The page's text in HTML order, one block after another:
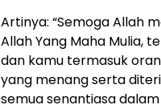
Artinya: “Semoga Allah
Allah Yang Maha Mulia,
dan kamu termasuk
yang menang serta
semua senantiasa dalam